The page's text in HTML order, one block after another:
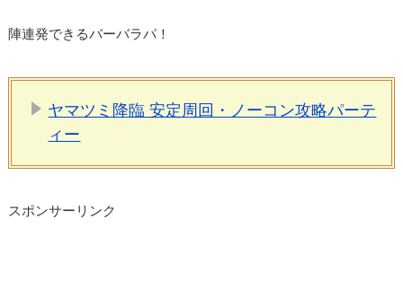
陣連発できるバーバラパ！
ヤマツミ降臨 安定周回・ノーコン攻略パーテ
ィー
スポンサーリンク